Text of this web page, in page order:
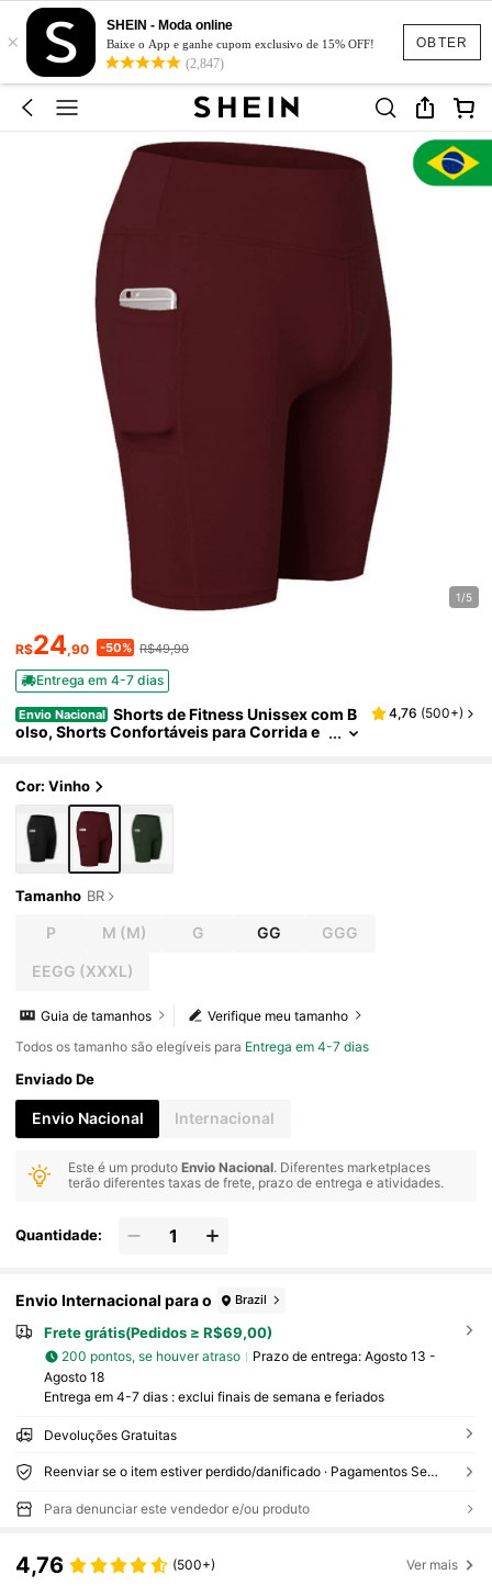
OBTER
×
SHEIN - Moda online
Baixe o App e ganhe cupom exclusivo de 15% OFF!
(2,847)
1/5
R$24,90 -50% R$49,90
Entrega em 4-7 dias
Envio Nacional Shorts de Fitness Unissex com B
olso, Shorts Confortáveis para Corrida e
4,76 (500+)
Cor: Vinho
Tamanho BR
P M (M) G GG GGG
EEGG (XXXL)
Verifique meu tamanho
Guia de tamanhos
Todos os tamanho são elegíveis para Entrega em 4-7 dias
Enviado De
Envio Nacional Internacional
Este é um produtoEnvio Nacional. Diferentes marketplaces
terão diferentes taxas de frete, prazo de entrega e atividades.
Quantidade:
Envio Internacional para o Brazil
Frete grátis(Pedidos ≥ R$69,00)
200 pontos, se houver atraso Prazo de entrega: Agosto 13 -
Agosto 18
Entrega em 4-7 dias : exclui finais de semana e feriados
Devoluções Gratuitas
Reenviar se o item estiver perdido/danificado · Pagamentos Seguros · Proteção de privacidade
Para denunciar este vendedor e/ou produto
4,76 (500+) Ver mais